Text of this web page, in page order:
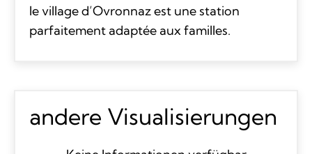
le village d’Ovronnaz est une station
parfaitement adaptée aux familles.
andere Visualisierungen